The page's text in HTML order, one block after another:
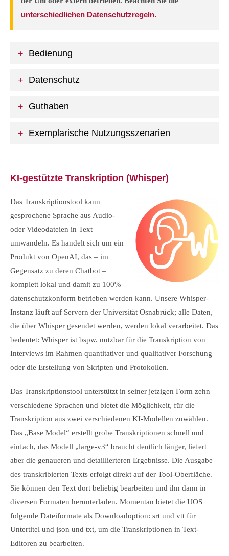
unterschiedlichen Datenschutzregeln.
Bedienung
Datenschutz
Guthaben
Exemplarische Nutzungsszenarien
KI-gestützte Transkription (Whisper)
Das Transkriptionstool kann
gesprochene Sprache aus Audio-
oder Videodateien in Text
umwandeln. Es handelt sich um ein
Produkt von OpenAI, das – im
Gegensatz zu deren Chatbot –
komplett lokal und damit zu 100%
datenschutzkonform betrieben werden kann. Unsere Whisper-
Instanz läuft auf Servern der Universität Osnabrück; alle Daten,
die über Whisper gesendet werden, werden lokal verarbeitet. Das
bedeutet: Whisper ist bspw. nutzbar für die Transkription von
Interviews im Rahmen quantitativer und qualitativer Forschung
oder die Erstellung von Skripten und Protokollen.
Das Transkriptionstool unterstützt in seiner jetzigen Form zehn
verschiedene Sprachen und bietet die Möglichkeit, für die
Transkription aus zwei verschiedenen KI-Modellen zuwählen.
Das „Base Model“ erstellt grobe Transkriptionen schnell und
einfach, das Modell „large-v3“ braucht deutlich länger, liefert
aber die genaueren und detaillierteren Ergebnisse. Die Ausgabe
des transkribierten Texts erfolgt direkt auf der Tool-Oberfläche.
Sie können den Text dort beliebig bearbeiten und ihn dann in
diversen Formaten herunterladen. Momentan bietet die UOS
folgende Dateiformate als Downloadoption: srt und vtt für
Untertitel und json und txt, um die Transkriptionen in Text-
Editoren zu bearbeiten.